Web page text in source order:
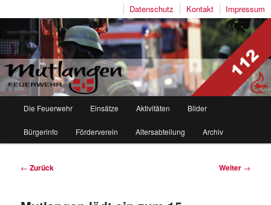
Impressum
Kontakt
Datenschutz
Freiwillige Feuerwehr Mutlangen
Zum
Inhalt
Zum
sekundären
Die Feuerwehr Einsätze Aktivitäten Bilder
Bürgerinfo Förderverein Altersabteilung Archiv
Beitragsnavigation
← Zurück Weiter →